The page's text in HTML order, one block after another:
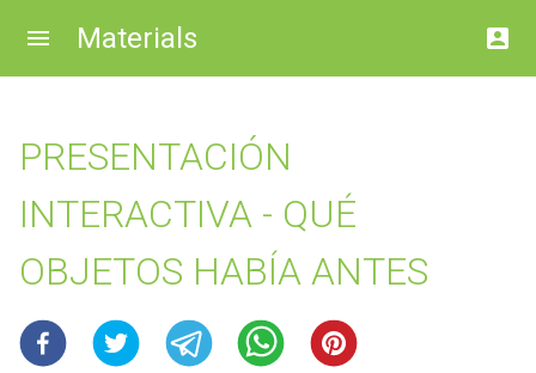
Materials
PRESENTACIÓN
INTERACTIVA - QUÉ
OBJETOS HABÍA ANTES